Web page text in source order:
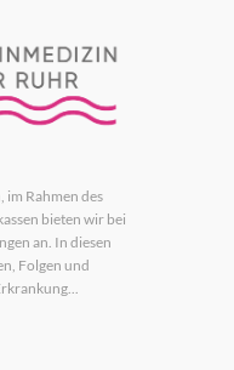
im Rahmen des
bieten wir bei
an. In diesen
Folgen und